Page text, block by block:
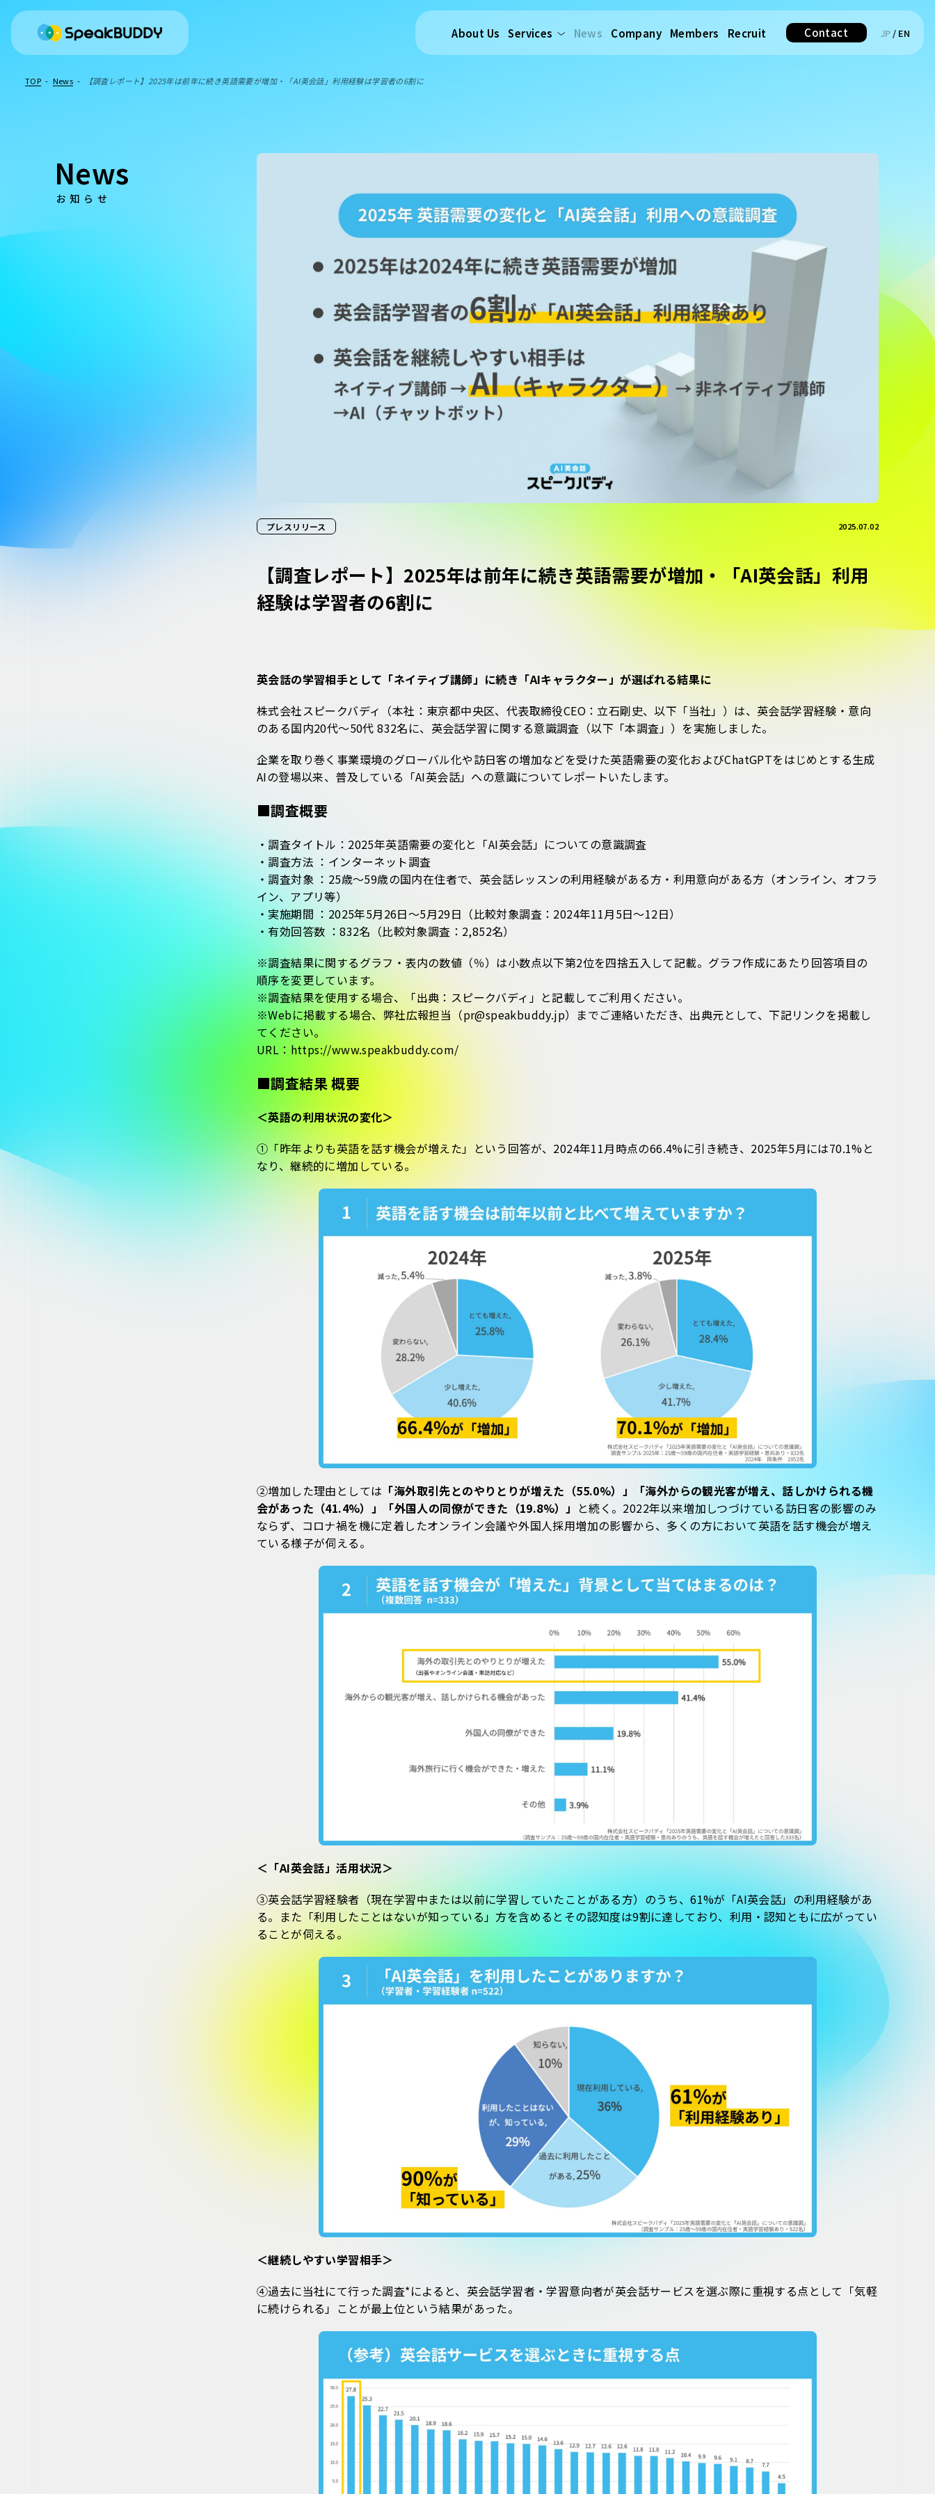
About Us Services News Company Members Recruit Contact JP / EN
TOP - News - 【調査レポート】2025年は前年に続き英語需要が増加・「AI英会話」利用経験は学習者の6割に
News
お知らせ
プレスリリース 2025.07.02
【調査レポート】2025年は前年に続き英語需要が増加・「AI英会話」利用
経験は学習者の6割に
英会話の学習相手として「ネイティブ講師」に続き「AIキャラクター」が選ばれる結果に
株式会社スピークバディ（本社：東京都中央区、代表取締役CEO：立石剛史、以下「当社」）は、英会話学習経験・意向
のある国内20代〜50代 832名に、英会話学習に関する意識調査（以下「本調査」）を実施しました。
企業を取り巻く事業環境のグローバル化や訪日客の増加などを受けた英語需要の変化およびChatGPTをはじめとする生成
AIの登場以来、普及している「AI英会話」への意識についてレポートいたします。
■調査概要
・調査タイトル：2025年英語需要の変化と「AI英会話」についての意識調査
・調査方法 ：インターネット調査
・調査対象 ：25歳〜59歳の国内在住者で、英会話レッスンの利用経験がある方・利用意向がある方（オンライン、オフラ
イン、アプリ等）
・実施期間 ：2025年5月26日〜5月29日（比較対象調査：2024年11月5日〜12日）
・有効回答数 ：832名（比較対象調査：2,852名）
※調査結果に関するグラフ・表内の数値（％）は小数点以下第2位を四捨五入して記載。グラフ作成にあたり回答項目の
順序を変更しています。
※調査結果を使用する場合、「出典：スピークバディ」と記載してご利用ください。
※Webに掲載する場合、弊社広報担当（pr@speakbuddy.jp）までご連絡いただき、出典元として、下記リンクを掲載し
てください。
URL：https://www.speakbuddy.com/
■調査結果 概要
＜英語の利用状況の変化＞
①「昨年よりも英語を話す機会が増えた」という回答が、2024年11月時点の66.4%に引き続き、2025年5月には70.1%と
なり、継続的に増加している。
②増加した理由としては 「海外取引先とのやりとりが増えた（55.0%）」「海外からの観光客が増え、話しかけられる機
会があった（41.4%）」「外国人の同僚ができた（19.8%）」 と続く。2022年以来増加しつづけている訪日客の影響のみ
ならず、コロナ禍を機に定着したオンライン会議や外国人採用増加の影響から、多くの方において英語を話す機会が増え
ている様子が伺える。
＜「AI英会話」活用状況＞
③英会話学習経験者（現在学習中または以前に学習していたことがある方）のうち、61%が「AI英会話」の利用経験があ
る。また「利用したことはないが知っている」方を含めるとその認知度は9割に達しており、利用・認知ともに広がってい
ることが伺える。
＜継続しやすい学習相手＞
④過去に当社にて行った調査*によると、英会話学習者・学習意向者が英会話サービスを選ぶ際に重視する点として「気軽
に続けられる」ことが最上位という結果があった。